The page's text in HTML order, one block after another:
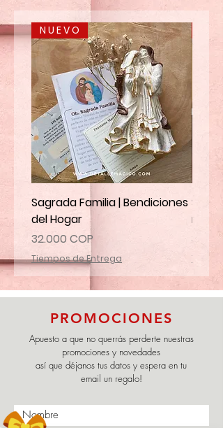
¡Dale a tu pequeña el regalo de dulces
sueños con esta pijama entrañable!
N U E V O
Sagrada Familia | Bendiciones
del Hogar
Precio
32.000 COP
Tiempos de Entrega
mi
Precio
PROMOCIONES
Apuesto a que no querrás perderte nuestras
promociones y novedades
así que déjanos tus datos y espera en tu
email un regalo!